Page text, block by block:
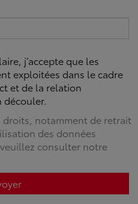
j’accepte que les
exploitées dans le cadre
et de la relation
découler.
droits, notamment de retrait
des données
consulter notre